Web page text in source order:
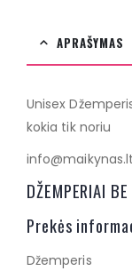
APRAŠYMAS
Unisex
kokia tik noriu
DŽEMPERIAI
Prekės
Džemperis